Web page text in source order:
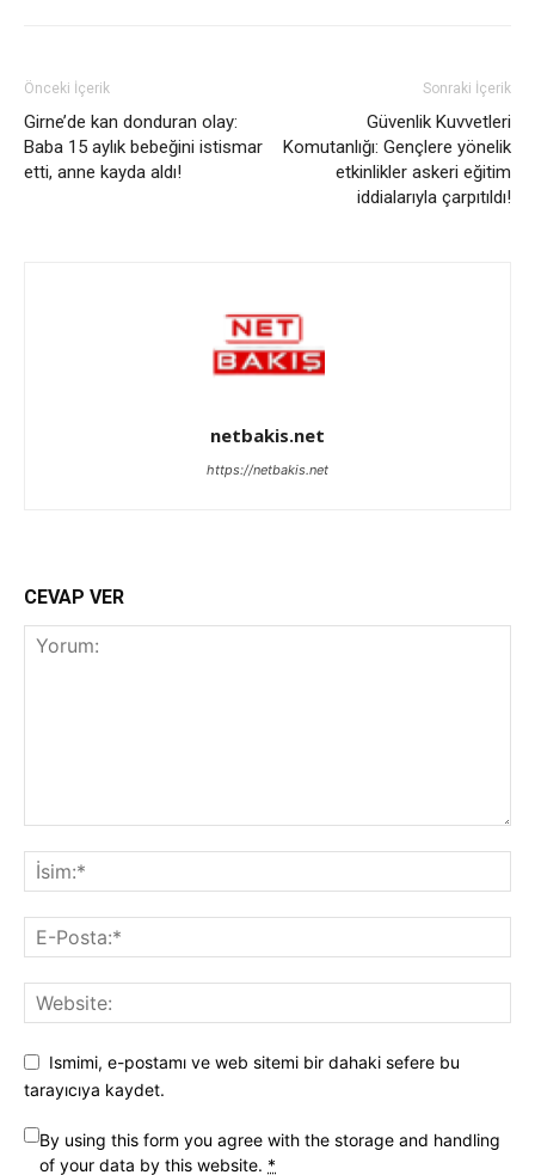
Önceki İçerik
Girne’de kan donduran olay:
Baba 15 aylık bebeğini istismar
etti, anne kayda aldı!
Sonraki İçerik
Güvenlik Kuvvetleri
Komutanlığı: Gençlere yönelik
etkinlikler askeri eğitim
iddialarıyla çarpıtıldı!
netbakis.net
https://netbakis.net
CEVAP VER
Ismimi, e-postamı ve web sitemi bir dahaki sefere bu
tarayıcıya kaydet.
By using this form you agree with the storage and handling
of your data by this website. *